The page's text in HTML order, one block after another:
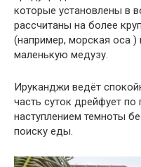
которые установлены в
рассчитаны на более
(например, морская оса
маленькую медузу.
Ируканджи ведёт
часть суток дрейфует
наступлением темноты
поиску еды.